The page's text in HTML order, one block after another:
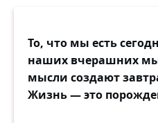
То, что мы есть
наших вчерашних
мысли создают
Жизнь — это